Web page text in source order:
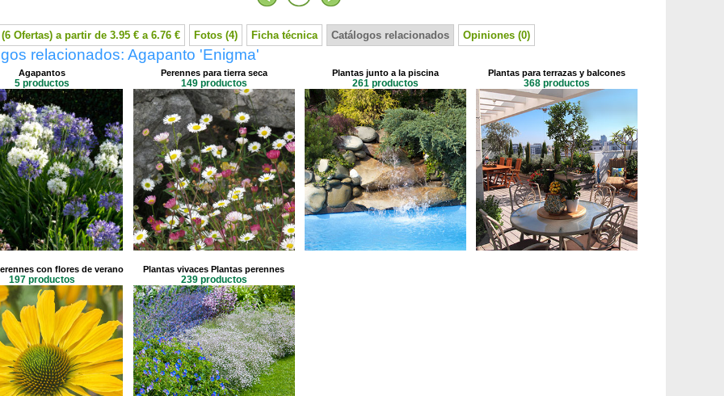
Ofertas) a partir de 3.95 € a 6.76 € Fotos (4) Ficha técnica Catálogos relacionados Opiniones (0)
relacionados: Agapanto 'Enigma'
Agapantos
5 productos
Perennes para tierra seca
149 productos
Plantas junto a la piscina
261 productos
Plantas para terrazas y balcones
368 productos
con flores de verano
197 productos
Plantas vivaces Plantas perennes
239 productos